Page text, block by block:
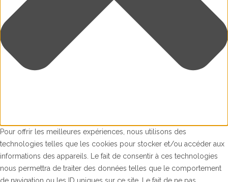
Pour offrir les meilleures expériences, nous utilisons des
technologies telles que les cookies pour stocker et/ou accéder aux
informations des appareils. Le fait de consentir à ces technologies
nous permettra de traiter des données telles que le comportement
de navigation ou les ID uniques sur ce site. Le fait de ne pas